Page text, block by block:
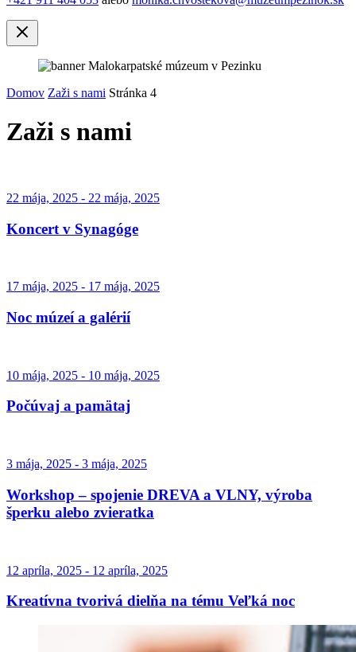
Domov Zaži s nami Stránka 4
Zaži s nami
22 mája, 2025 - 22 mája, 2025
Koncert v Synagóge
17 mája, 2025 - 17 mája, 2025
Noc múzeí a galérií
10 mája, 2025 - 10 mája, 2025
Počúvaj a pamätaj
3 mája, 2025 - 3 mája, 2025
Workshop – spojenie DREVA a VLNY, výroba
šperku alebo zvieratka
12 apríla, 2025 - 12 apríla, 2025
Kreatívna tvorivá dielňa na tému Veľká noc